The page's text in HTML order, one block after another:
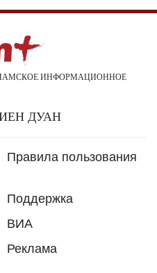
ИНФОРМАЦИОННОЕ
ДУАН
Правила пользования
Поддержка
ВИА
Реклама